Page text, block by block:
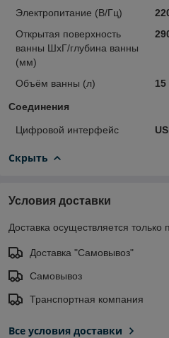
Электропитание (В/Гц)
Открытая поверхность
ванны ШхГ/глубина ванны
(мм)
Объём ванны (л) 15
Соединения
Цифровой интерфейс
Скрыть
Условия доставки
Доставка осуществляется только
Доставка "Самовывоз"
Самовывоз
Транспортная компания
Все условия доставки